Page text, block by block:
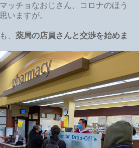
ッチョなおじさん、コロナのほう
いますが。
、 薬局の店員さんと交渉を始めま